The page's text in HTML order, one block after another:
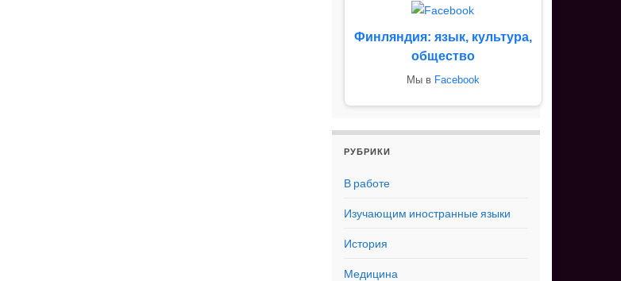
Финляндия: язык, культура,
общество
Мы в Facebook
РУБРИКИ
В работе
Изучающим иностранные языки
История
Медицина